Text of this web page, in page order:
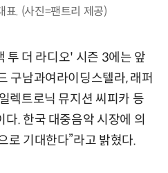
. (사진=팬트리 제공)
투 더 라디오' 시즌 3에는 앞
구남과여라이딩스텔라, 래퍼
렉트로닉 뮤지션 씨피카 등
. 한국 대중음악 시장에 의
로 기대한다”라고 밝혔다.